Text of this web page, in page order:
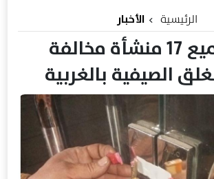
الرئيسية الأخبار
غلق وتشميع 17 منشأة مخالفة
الصيفية بالغربية